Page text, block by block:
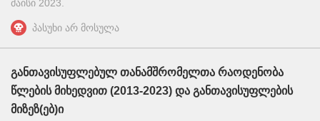
მაისი 2023.
პასუხი არ მოსულა
განთავისუფლებულ თანამშრომელთა რაოდენობა
წლების მიხედვით (2013-2023) და განთავისუფლების
მიზეზ(ებ)ი